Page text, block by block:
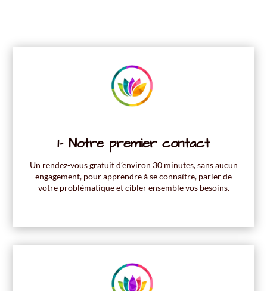
1- Notre premier contact
Un rendez-vous gratuit d’environ 30 minutes, sans aucun
engagement, pour apprendre à se connaître, parler de
votre problématique et cibler ensemble vos besoins.